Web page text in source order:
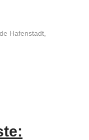
Hafenstadt,